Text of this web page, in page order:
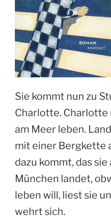
Sie kommt nun zu
Charlotte.
am Meer leben.
mit einer Bergkette
dazu kommt, das
München landet,
leben will, liest sie
wehrt sich.